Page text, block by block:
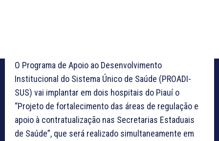
O Programa de Apoio ao Desenvolvimento
Institucional do Sistema Único de Saúde (PROADI-
SUS) vai implantar em dois hospitais do Piauí o
“Projeto de fortalecimento das áreas de regulação e
apoio à contratualização nas Secretarias Estaduais
de Saúde”, que será realizado simultaneamente em